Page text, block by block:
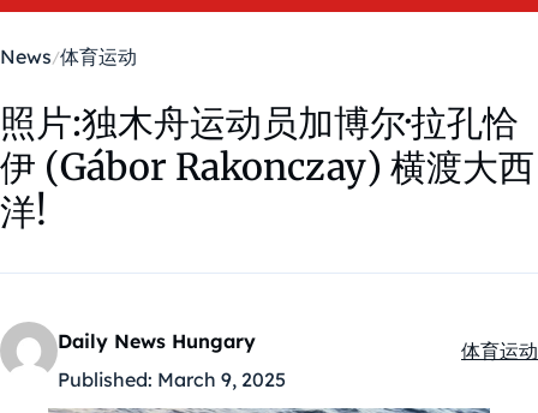
News 体育运动
照片:独木舟运动员加博尔·拉孔恰
伊 (Gábor Rakonczay) 横渡大西
洋!
Daily News Hungary
Published: March 9, 2025
体育运动